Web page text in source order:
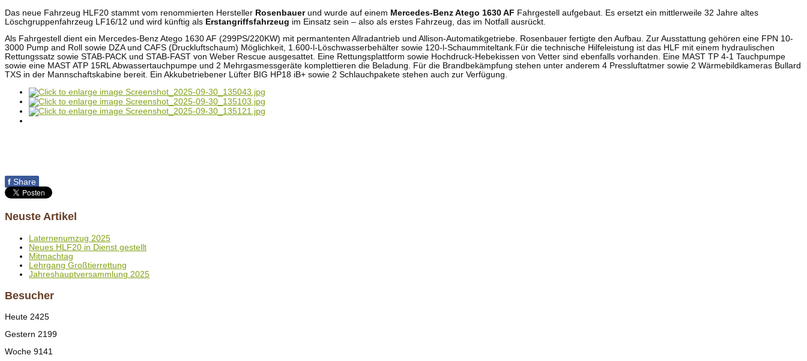
Das neue Fahrzeug HLF20 stammt vom renommierten Hersteller Rosenbauerund wurde auf einem Mercedes-Benz Atego 1630 AF Fahrgestell aufgebaut. Es ersetzt ein mittlerweile 32 Jahre altes
Löschgruppenfahrzeug LF16/12 und wird künftig als Erstangriffsfahrzeug im Einsatz sein – also als erstes Fahrzeug, das im Notfall ausrückt.
Als Fahrgestell dient ein Mercedes-Benz Atego 1630 AF (299PS/220KW) mit permantenten Allradantrieb und Allison-Automatikgetriebe. Rosenbauer fertigte den Aufbau. Zur Ausstattung gehören eine FPN 10-
3000 Pump and Roll sowie DZA und CAFS (Druckluftschaum) Möglichkeit, 1.600-l-Löschwasserbehälter sowie 120-l-Schaummiteltank.Für die technische Hilfeleistung ist das HLF mit einem hydraulischen
Rettungssatz sowie STAB-PACK und STAB-FAST von Weber Rescue ausgesattet. Eine Rettungsplattform sowie Hochdruck-Hebekissen von Vetter sind ebenfalls vorhanden. Eine MAST TP 4-1 Tauchpumpe
sowie eine MAST ATP 15RL Abwassertauchpumpe und 2 Mehrgasmessgeräte komplettieren die Beladung. Für die Brandbekämpfung stehen unter anderem 4 Pressluftatmer sowie 2 Wärmebildkameras Bullard
TXS in der Mannschaftskabine bereit. Ein Akkubetriebener Lüfter BIG HP18 iB+ sowie 2 Schlauchpakete stehen auch zur Verfügung.
f Share
Neuste Artikel
Laternenumzug 2025
Neues HLF20 in Dienst gestellt
Mitmachtag
Lehrgang Großtierrettung
Jahreshauptversammlung 2025
Besucher
Heute 2425
Gestern 2199
Woche 9141